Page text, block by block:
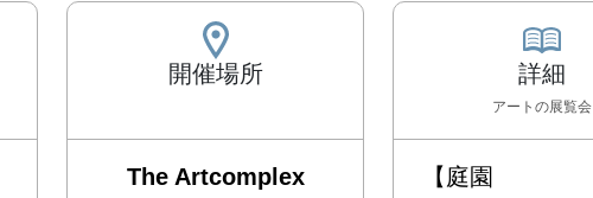
開催場所
The Artcomplex
詳細
アート の展覧会
【庭園